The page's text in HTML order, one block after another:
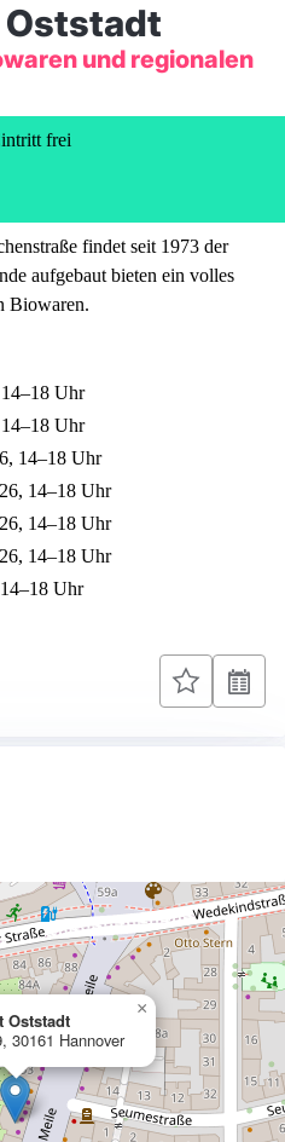
Oststadt
und regionalen
frei
findet seit 1973 der
aufgebaut bieten ein volles
Biowaren.
14–18 Uhr
14–18 Uhr
14–18 Uhr
14–18 Uhr
14–18 Uhr
14–18 Uhr
14–18 Uhr
Oststadt
30161 Hannover
×